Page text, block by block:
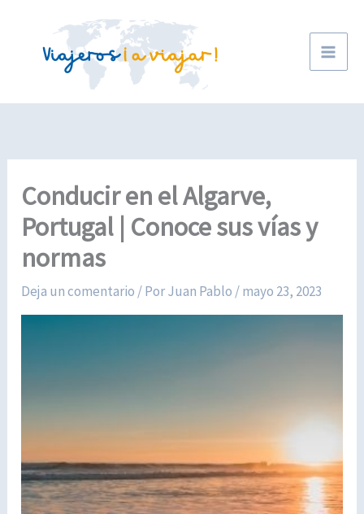
contenido
Conducir en el Algarve,
Portugal | Conoce sus vías y
normas
Deja un comentario / PorJuan Pablo /mayo 23, 2023